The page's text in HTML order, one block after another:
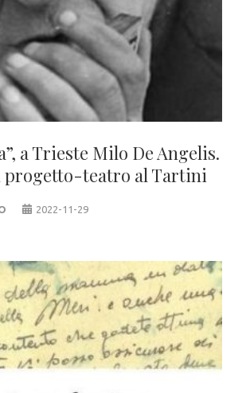
a Trieste Milo De Angelis.
progetto-teatro al Tartini
2022-11-29